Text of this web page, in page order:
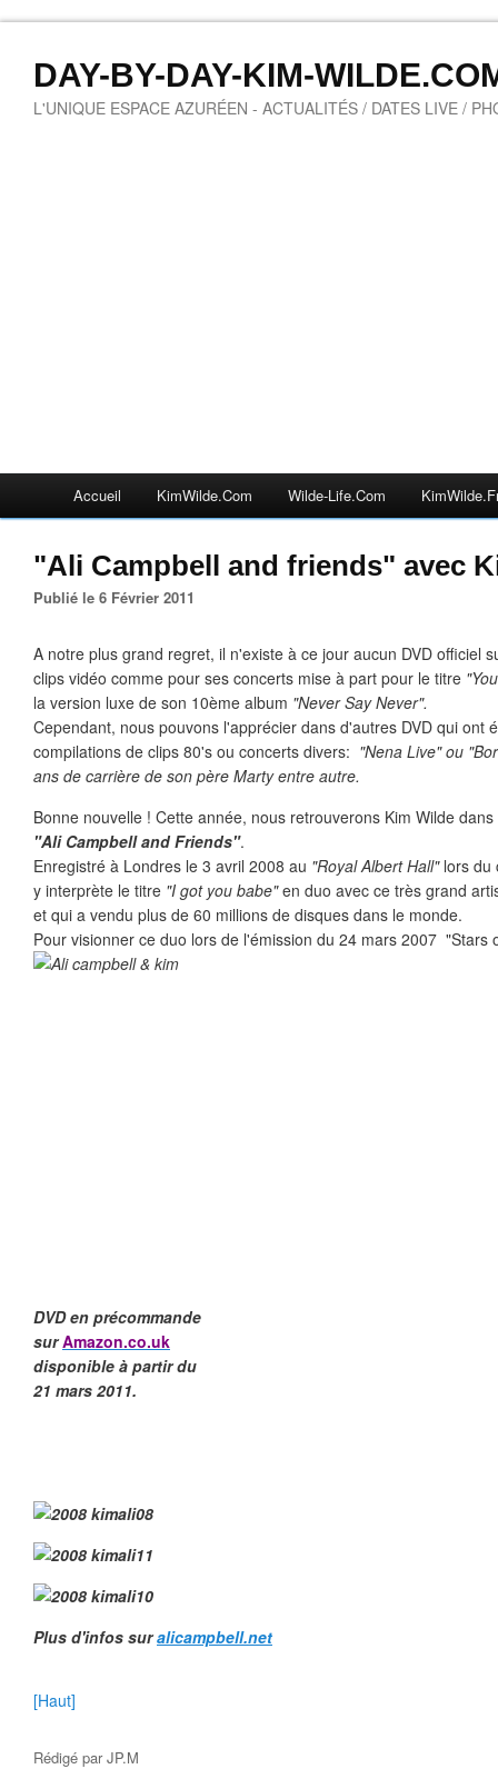
DAY-BY-DAY-KIM-
L'UNIQUE ESPACE AZURÉEN - ACTUALITÉS / DATES LIVE /
Accueil KimWilde.com Wilde-Life.com
"Ali Campbell and friends" avec
Publié le 6 Février 2011
A notre plus grand regret, il n'existe à ce jour aucun DVD officiel
clips vidéo comme pour ses concerts mise à part pour le titre
la version luxe de son 10ème album "Never Say Never".
Cependant, nous pouvons l'apprécier dans d'autres DVD qui ont
compilations de clips 80's ou concerts divers: "Nena Live" ou
ans de carrière de son père Marty entre autre.
Bonne nouvelle ! Cette année, nous retrouverons Kim Wilde dans
"Ali Campbell and Friends".
Enregistré à Londres le 3 avril 2008 au "Royal Albert Hall"lors du
y interprète le titre "I got you babe"en duo avec ce très grand
et qui a vendu plus de 60 millions de disques dans le monde.
Pour visionner ce duo lors de l'émission du 24 mars 2007 "Stars
DVD en précommande
surAmazon.co.uk
disponible à partir du
21 mars 2011.
Plus d'infos suralicampbell.net
[Haut]
Rédigé parJP.M